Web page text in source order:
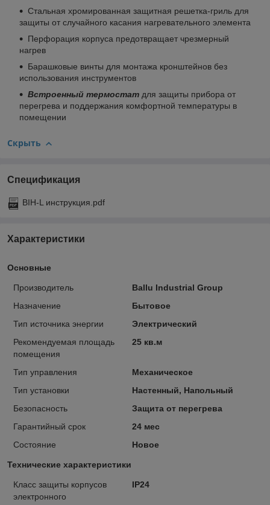
Стальная хромированная защитная решетка-гриль для
защиты от случайного касания нагревательного элемента
Перфорация корпуса предотвращает чрезмерный
нагрев
Барашковые винты для монтажа кронштейнов без
использования инструментов
Встроенный термостат для защиты прибора от
перегрева и поддержания комфортной температуры в
помещении
Скрыть
Спецификация
BIH-L инструкция.pdf
Характеристики
Основные
Производитель
Ballu Industrial Group
Назначение
Бытовое
Тип источника энергии
Электрический
Рекомендуемая площадь
помещения
25 кв.м
Тип управления
Механическое
Тип установки
Настенный, Напольный
Безопасность
Защита от перегрева
Гарантийный срок
24 мес
Состояние
Новое
Технические характеристики
Класс защиты корпусов
электронного
IP24